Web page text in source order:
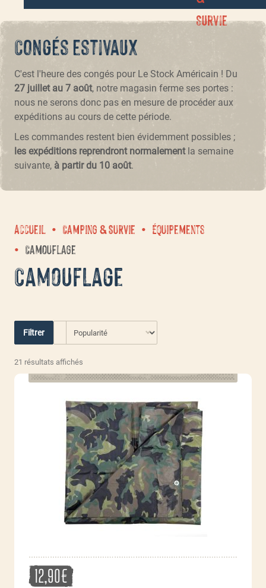
Survie
Congés estivaux
C'est l'heure des congés pour Le Stock Américain ! Du
27 juillet au 7 août, notre magasin ferme ses portes :
nous ne serons donc pas en mesure de procéder aux
expéditions au cours de cette période.
Les commandes restent bien évidemment possibles ;
les expéditions reprendront normalementla semaine
suivante, à partir du 10 août.
Accueil Camping & Survie
Équipements
Camouflage
Camouflage
Filtrer
21 résultats affichés
par
popularité
12,90€